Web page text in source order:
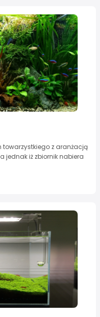
z aranżacją
jednak iż zbiornik nabiera